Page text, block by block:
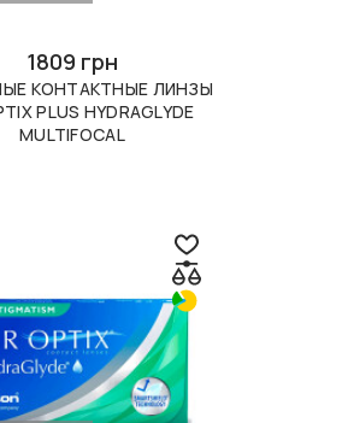
1809 грн
КОНТАКТНЫЕ ЛИНЗЫ
PLUS HYDRAGLYDE
MULTIFOCAL